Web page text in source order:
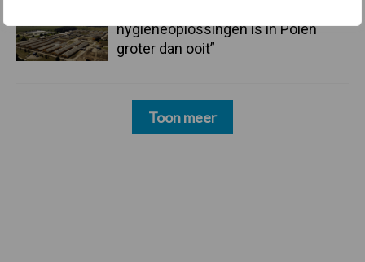
hygieneoplossingen is in Polen
groter dan ooit”
Toon meer